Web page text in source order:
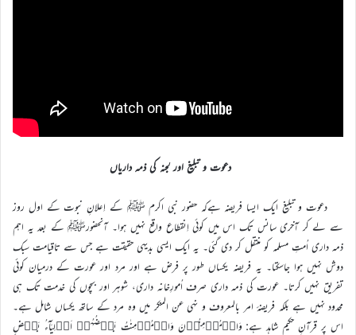
دعوت و تبلیغ اور لجنہ کی ذمہ داریاں
دعوت و تبلیغ ایک ایسا فریضہ ہےکہ حضور نبی اکرم ﷺ کے اِعلانِ نبوت کے اول روز
سے لے کر آخری سانس تک اس میں کوئی اِنقطاع واقع نہیں ہوا۔ آنحضورﷺ کے بعد یہ اہم
ذمہ داری اُمتِ مسلمہ کو منتقل کر دی گئی۔ یہ ایک ایسی بدیہی حقیقت ہے جس سے تاقیامت سبک
دوش نہیں ہوا جاسکتا۔ یہ فریضہ یکساں طور پر فرض ہے اور مرد اور عورت کے درمیان کوئی
تفریق نہیں کرتا۔ عورت کی ذمہ داری صرف اُمورِخانہ داری، شوہر اور بچوں کی خدمت تک ہی
محدود نہیں ہے بلکہ فریضۂ امر بالمعروف و نہی عن المنکر میں وہ مرد کے ساتھ یکساں شامل ہے۔
اس پر قرآنِ حکیم شاہد ہے: وَالۡمُؤۡمِنُوۡنَ وَالۡمُؤۡمِنٰتُ بَعۡضُہُمۡ اَوۡلِیَآءُ بَعۡضٍ